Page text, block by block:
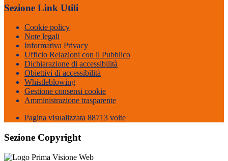
Sezione Link Utili
Cookie policy
Note legali
Informativa Privacy
Ufficio Relazioni con il Pubblico
Dichiarazione di accessibilità
Obiettivi di accessibilità
Whistleblowing
Gestione consensi cookie
Amministrazione trasparente
Pagina visualizzata 88713 volte
Sezione Copyright